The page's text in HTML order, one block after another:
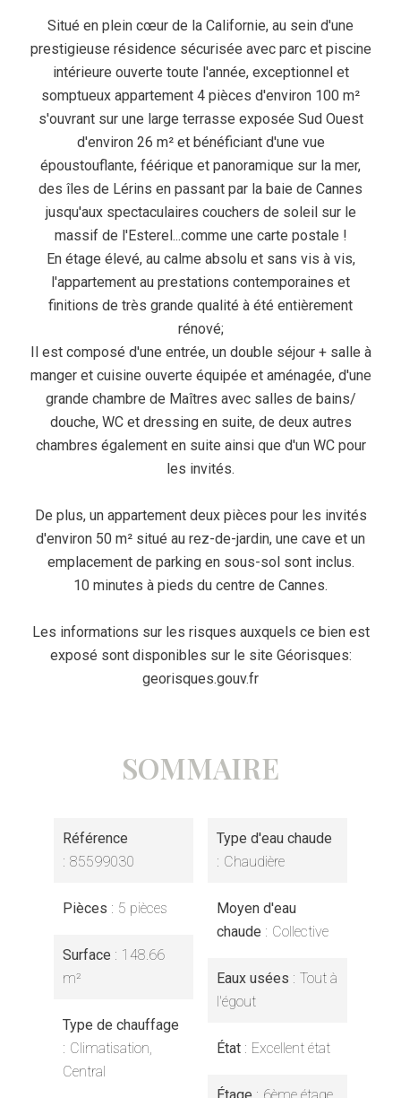
Situé en plein cœur de la Californie, au sein d'une
prestigieuse résidence sécurisée avec parc et piscine
intérieure ouverte toute l'année, exceptionnel et
somptueux appartement 4 pièces d'environ 100 m²
s'ouvrant sur une large terrasse exposée Sud Ouest
d'environ 26 m² et bénéficiant d'une vue
époustouflante, féérique et panoramique sur la mer,
des îles de Lérins en passant par la baie de Cannes
jusqu'aux spectaculaires couchers de soleil sur le
massif de l'Esterel...comme une carte postale !
En étage élevé, au calme absolu et sans vis à vis,
l'appartement au prestations contemporaines et
finitions de très grande qualité à été entièrement
rénové;
Il est composé d'une entrée, un double séjour + salle à
manger et cuisine ouverte équipée et aménagée, d'une
grande chambre de Maîtres avec salles de bains/
douche, WC et dressing en suite, de deux autres
chambres également en suite ainsi que d'un WC pour
les invités.
De plus, un appartement deux pièces pour les invités
d'environ 50 m² situé au rez-de-jardin, une cave et un
emplacement de parking en sous-sol sont inclus.
10 minutes à pieds du centre de Cannes.
Les informations sur les risques auxquels ce bien est
exposé sont disponibles sur le site Géorisques:
georisques.gouv.fr
SOMMAIRE
Référence
85599030
Pièces 5 pièces
Surface
148.66
m²
Type de chauffage
Climatisation,
Central
Type d'eau chaude
Chaudière
Moyen d'eau
chaude
Collective
Eaux usées
Tout à
l'égout
État Excellent état